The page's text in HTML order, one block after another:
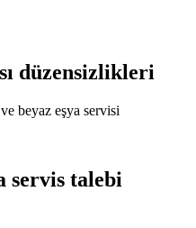
düzensizlikleri
servis talebi